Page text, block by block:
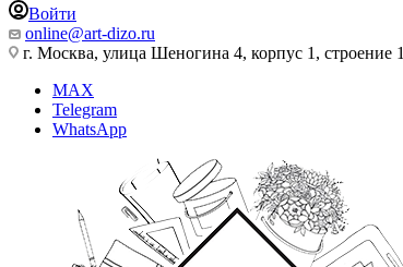
Войти
online@art-dizo.ru
г. Москва, улица Шеногина 4, корпус 1, строение 1
MAX
Telegram
WhatsApp